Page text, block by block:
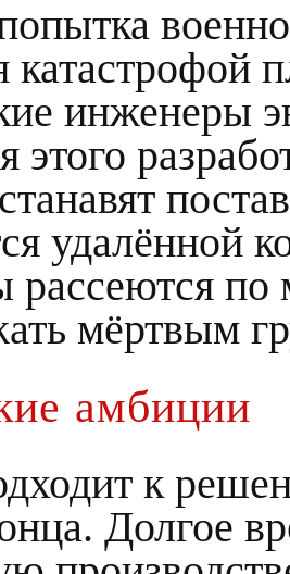
катастрофой
инженеры
этого
удалённой
рассеются
мёртвым
амбиции
к
Долгое